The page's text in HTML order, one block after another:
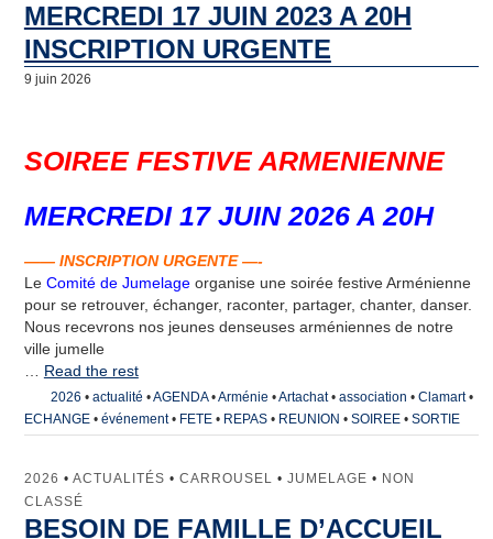
MERCREDI 17 JUIN 2023 A 20H
INSCRIPTION URGENTE
9 juin 2026
SOIREE FESTIVE ARMENIENNE
MERCREDI 17 JUIN 2026 A 20H
—— INSCRIPTION URGENTE —-
Le Comité de Jumelageorganise une soirée festive Arménienne
pour se retrouver, échanger, raconter, partager, chanter, danser.
Nous recevrons nos jeunes denseuses arméniennes de notre
ville jumelle
… Read the rest
2026 • actualité •AGENDA•Arménie •Artachat• association • Clamart•
ECHANGE• événement• FETE• REPAS• REUNION • SOIREE• SORTIE
2026 • ACTUALITÉS • CARROUSEL • JUMELAGE • NON
CLASSÉ
BESOIN DE FAMILLE D’ACCUEIL